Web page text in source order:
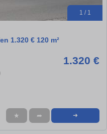
1 / 1
1.320 € 120 m²
1.320 €
★ ➦ ➜